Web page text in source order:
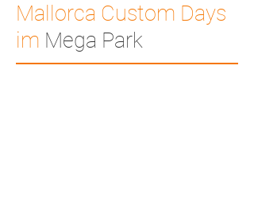
Mallorca Custom Days
im Mega Park